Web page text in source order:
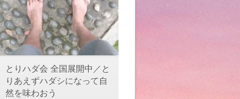
とりハダ会 全国展開中／と
りあえずハダシになって自
然を味わおう